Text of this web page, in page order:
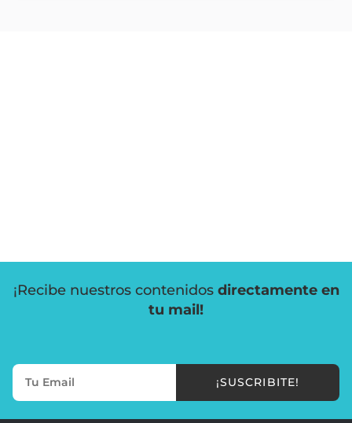
¡Recibe nuestros contenidos directamente en
tu mail!
¡SUSCRIBITE!